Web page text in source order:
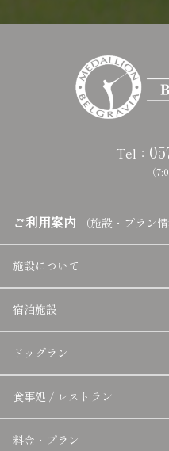
Tel：
（
ご利用案内 （施設・プラン情
施設について
宿泊施設
ドッグラン
食事処 / レストラン
料金・プラン